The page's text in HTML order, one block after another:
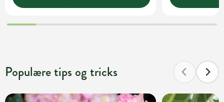
Populære tips og tricks